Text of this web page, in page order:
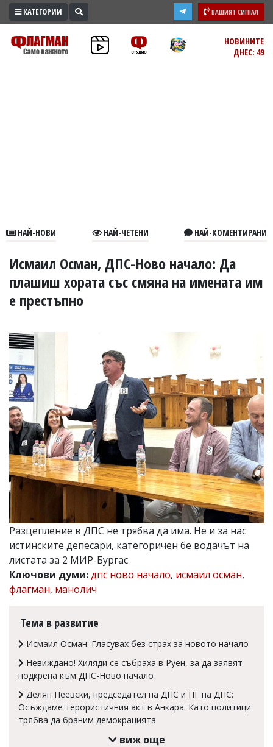
ПРОМО
ЗОНА
В
УКРАЙНА
СПОРТ
РАЗСЛЕДВАНЕ
БИЗНЕС
ЮГ
Управители:
Веселин
Василев,
email:
v.vasilev@flagman.bg
Катя
Касабова,
еmail:k.kassabova@flagman.bg
Главен
редактор:
Иван
email:
office@flagman.bg
Коментарите
под
статиите
се
читателите
редакцията
носи
отговорност
Ако
откриете
КАТЕГОРИИ ВАШИЯТ СИГНАЛ
НОВИНИТЕ
ДНЕС: 49
НАЙ-НОВИ НАЙ-ЧЕТЕНИ НАЙ-КОМЕНТИРАНИ
Исмаил Осман, ДПС-Ново начало: Да
плашиш хората със смяна на имената им
е престъпно
Разцепление в ДПС не трябва да има. Не и за нас
истинските депесари, категоричен бе водачът на
листата за 2 МИР-Бургас
Ключови думи:дпс ново начало, исмаил осман,
флагман, манолич
Тема в развитие
Исмаил Осман: Гласувах без страх за новото начало
Невиждано! Хиляди се събраха в Руен, за да заявят
подкрепа към ДПС-Ново начало
Делян Пеевски, председател на ДПС и ПГ на ДПС:
Осъждаме терористичния акт в Анкара. Като политици
трябва да браним демокрацията
виж още